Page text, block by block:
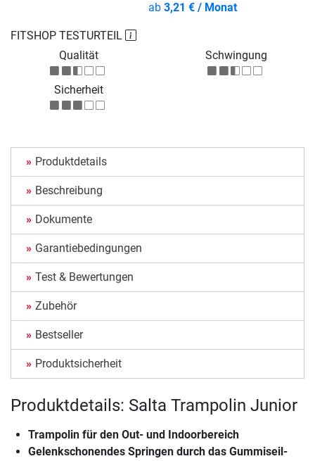
FITSHOP TESTURTEIL
Qualität
Schwingung
Sicherheit
ab3,21 € / Monat
Produktdetails
Beschreibung
Dokumente
Garantiebedingungen
Test & Bewertungen
Zubehör
Bestseller
Produktsicherheit
Produktdetails: Salta Trampolin Junior
Trampolin für den Out- und Indoorbereich
Gelenkschonendes Springen durch das Gummiseil-